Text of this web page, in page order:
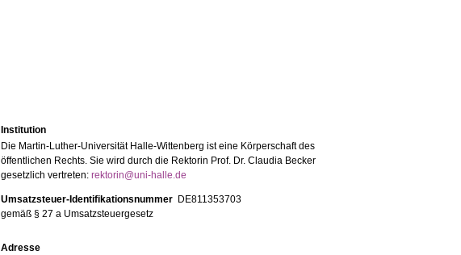
Institution
Die Martin-Luther-Universität Halle-Wittenberg ist eine Körperschaft des
öffentlichen Rechts. Sie wird durch die Rektorin Prof. Dr. Claudia Becker
gesetzlich vertreten: rektorin@uni-halle.de
Umsatzsteuer-Identifikationsnummer DE811353703
gemäß § 27 a Umsatzsteuergesetz
Adresse